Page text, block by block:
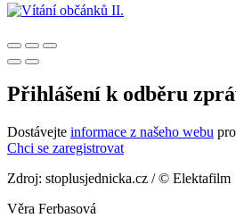
Přihlášení k odběru
Dostávejte informace z našeho webu
Chci se zaregistrovat
Zdroj: stoplusjednicka.cz / © Elektafilm
Věra Ferbasová